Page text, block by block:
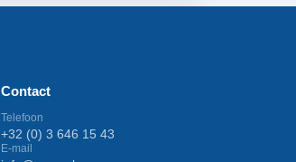
Contact
Telefoon
+32 (0) 3 646 15 43
E-mail